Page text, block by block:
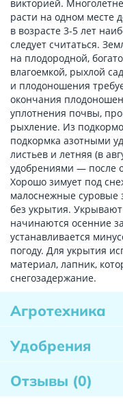
викторией.
расти на одном месте
в возрасте 3-5 лет
следует считаться.
на плодородной,
влагоемкой, рыхлой
и плодоношения
окончания
уплотнения почвы,
рыхление. Из
подкормка азотными
листьев и летняя (в
удобрениями — после
Хорошо зимует под
малоснежные суровые
без укрытия.
начинаются осенние
устанавливается
погоду. Для укрытия
материал, лапник,
снегозадержание.
Агротехника
Удобрения
Отзывы (0)